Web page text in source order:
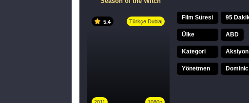
5.4 Türkçe Dublaj
Film Süresi 95
Ülke ABD
Kategori Aksiyon
Yönetmen Dominic